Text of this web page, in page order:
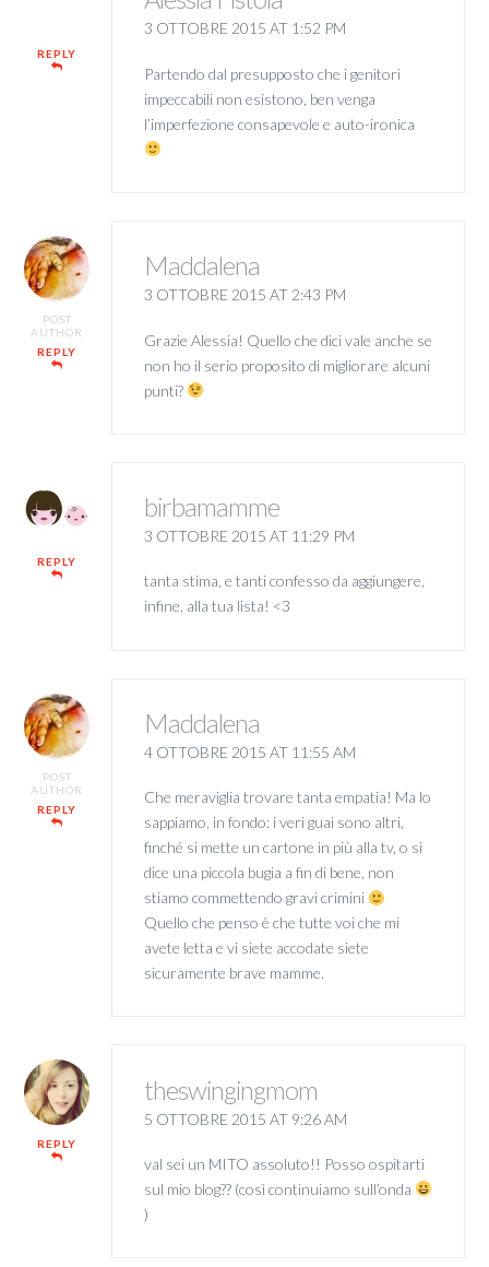
REPLY
3 OTTOBRE 2015 AT 1:52 PM
Partendo dal presupposto che i genitori
impeccabili non esistono, ben venga
l’imperfezione consapevole e auto-ironica
POST
AUTHOR
REPLY
Maddalena
3 OTTOBRE 2015 AT 2:43 PM
Grazie Alessia! Quello che dici vale anche se
non ho il serio proposito di migliorare alcuni
punti?
REPLY
birbamamme
3 OTTOBRE 2015 AT 11:29 PM
tanta stima, e tanti confesso da aggiungere,
infine, alla tua lista! <3
POST
AUTHOR
REPLY
Maddalena
4 OTTOBRE 2015 AT 11:55 AM
Che meraviglia trovare tanta empatia! Ma lo
sappiamo, in fondo: i veri guai sono altri,
finché si mette un cartone in più alla tv, o si
dice una piccola bugia a fin di bene, non
stiamo commettendo gravi crimini
Quello che penso è che tutte voi che mi
avete letta e vi siete accodate siete
sicuramente brave mamme.
REPLY
theswingingmom
5 OTTOBRE 2015 AT 9:26 AM
val sei un MITO assoluto!! Posso ospitarti
sul mio blog?? (così continuiamo sull’onda
)